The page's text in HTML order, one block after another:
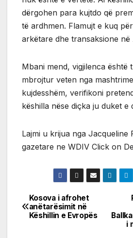
dërgohen para kujtdo që
të ardhmen. Flamujt e kuq
arkëtare dhe transaksione në
Mbani mend, vigjilenca është
mbrojtur veten nga
kujdesshëm, verifikoni
këshilla nëse diçka ju duket e
Lajmi u krijua nga Jacqueline
gazetare ne WDIV Click on
Post
navigation
i
Kosova i afrohet
anëtarësimit në
Këshillin e Evropës